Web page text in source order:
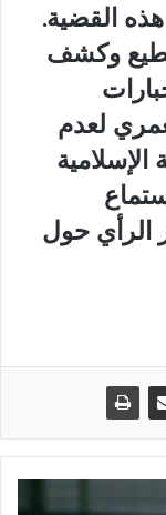
القضية.
مطيع وكشف
لعدم
الإسلامية
الرأي حول